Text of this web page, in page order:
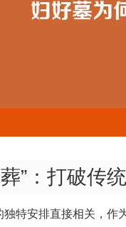
”：打破传
特安排直接相关，